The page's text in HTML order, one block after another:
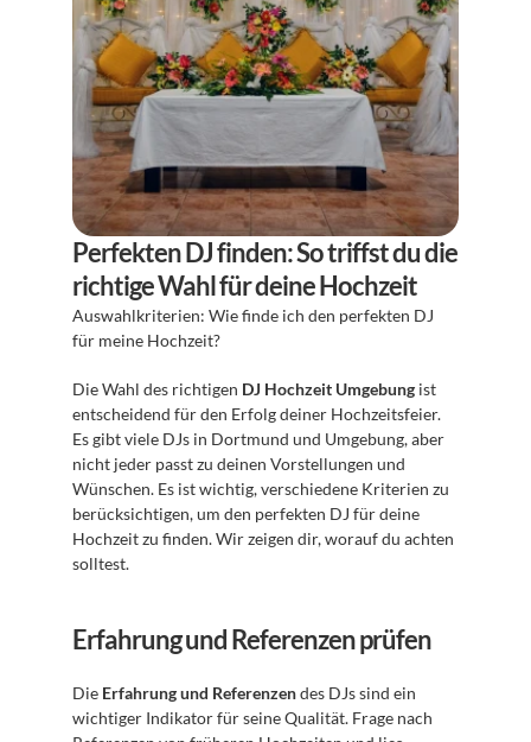
Perfekten DJ finden: So triffst du die
richtige Wahl für deine Hochzeit
Auswahlkriterien: Wie finde ich den perfekten DJ
für meine Hochzeit?
Die Wahl des richtigen DJ Hochzeit Umgebung ist
entscheidend für den Erfolg deiner Hochzeitsfeier.
Es gibt viele DJs in Dortmund und Umgebung, aber
nicht jeder passt zu deinen Vorstellungen und
Wünschen. Es ist wichtig, verschiedene Kriterien zu
berücksichtigen, um den perfekten DJ für deine
Hochzeit zu finden. Wir zeigen dir, worauf du achten
solltest.
Erfahrung und Referenzen prüfen
Die Erfahrung und Referenzen des DJs sind ein
wichtiger Indikator für seine Qualität. Frage nach